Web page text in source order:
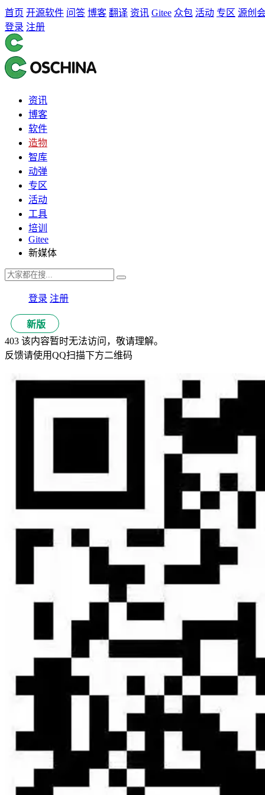
首页 开源软件 问答 博客 翻译 资讯 Gitee 众包 活动 专区 源创
登录 注册
资讯
博客
软件
造物
智库
动弹
专区
活动
工具
培训
Gitee
新媒体
登录 注册
新版
403 该内容暂时无法访问，敬请理解。
反馈请使用QQ扫描下方二维码